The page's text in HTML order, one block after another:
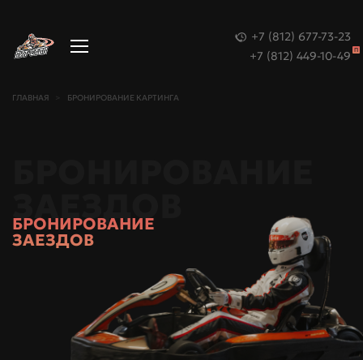
+7 (812) 677-73-23
+7 (812) 449-10-49 П
ГЛАВНАЯ БРОНИРОВАНИЕ КАРТИНГА
ЗАЕЗДОВ
БРОНИРОВАНИЕ
ЗАЕЗДОВ